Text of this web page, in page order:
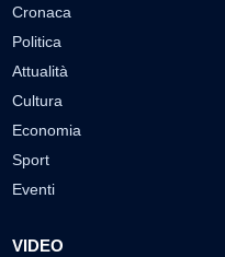
Cronaca
Politica
Attualità
Cultura
Economia
Sport
Eventi
VIDEO